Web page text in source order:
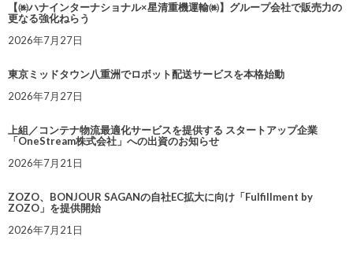
【㈱ハナインターナショナル×星清重機運輸㈱】グループ会社で販売力の
更なる強化ねらう
2026年7月27日
東京ミッドタウン八重洲でロボット配送サービスを本格始動
2026年7月27日
上組／コンテナ物流最適化サービスを提供する スタートアップ企業
「OneStream株式会社」への出資のお知らせ
2026年7月21日
ZOZO、BONJOUR SAGANの自社EC拡大に向け「Fulfillment by
ZOZO」を提供開始
2026年7月21日